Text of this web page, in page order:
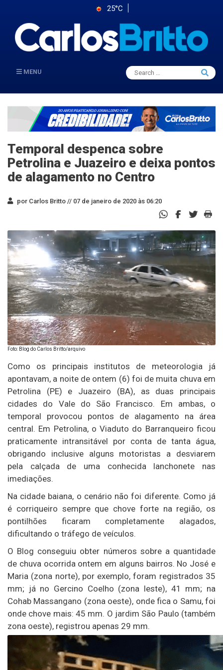
25°C
MENU
Search
for:
Search
Temporal despenca sobre
Petrolina e Juazeiro e deixa pontos
de alagamento no Centro
por Carlos Britto // 07 de janeiro de 2020 às 06:20
Foto: Blog do Carlos Britto/arquivo
Como os principais institutos de meteorologia já
apontavam, a noite de ontem (6) foi de muita chuva em
Petrolina (PE) e Juazeiro (BA), as duas principais
cidades do Vale do São Francisco. Em ambas, o
temporal provocou pontos de alagamento na área
central. Em Petrolina, o Viaduto do Barranqueiro ficou
praticamente intransitável por conta de tanta água,
obrigando inclusive alguns motoristas a desviarem
pela calçada de uma conhecida lanchonete nas
imediações.
Na cidade baiana, o cenário não foi diferente. Como já
é corriqueiro sempre que chove forte na região, os
pontilhões ficaram completamente alagados,
dificultando o tráfego de veículos.
O Blog conseguiu obter números sobre a quantidade
de chuva ocorrida ontem em alguns bairros. No José e
Maria (zona norte), por exemplo, foram registrados 35
mm; já no Gercino Coelho (zona leste), 41 mm; na
Cohab Massangano (zona oeste), onde fica o Samu, foi
onde chove mais: 45 mm. O jardim São Paulo (também
zona oeste), registrou apenas 29 mm.